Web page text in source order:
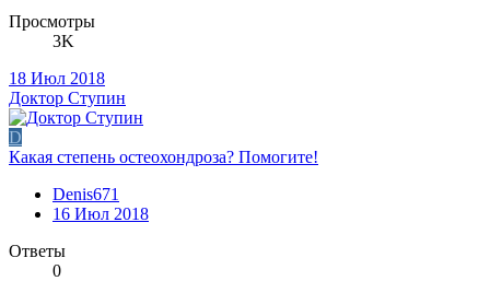
Просмотры
3K
18 Июл 2018
Доктор Ступин
D
Какая степень остеохондроза? Помогите!
Denis671
16 Июл 2018
Ответы
0